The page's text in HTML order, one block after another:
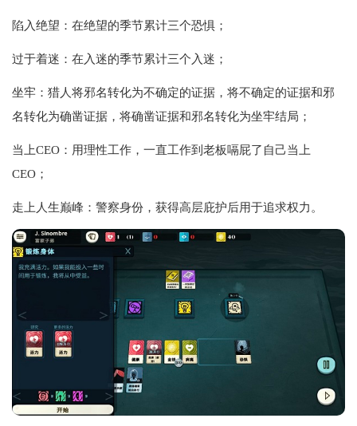
陷入绝望：在绝望的季节累计三个恐惧；
过于着迷：在入迷的季节累计三个入迷；
坐牢：猎人将邪名转化为不确定的证据，将不确定的证据和邪
名转化为确凿证据，将确凿证据和邪名转化为坐牢结局；
当上CEO：用理性工作，一直工作到老板嗝屁了自己当上
CEO；
走上人生巅峰：警察身份，获得高层庇护后用于追求权力。